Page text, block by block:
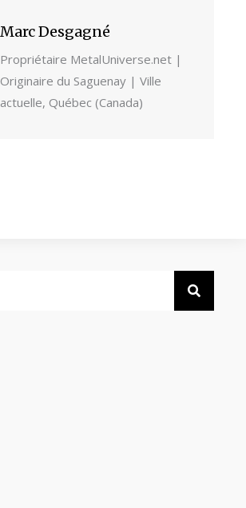
Marc Desgagné
Propriétaire MetalUniverse.net |
Originaire du Saguenay | Ville
actuelle, Québec (Canada)